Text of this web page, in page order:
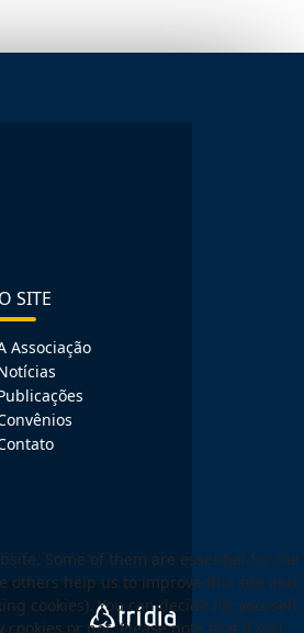
SITE
Associação
Some of them are essential for the
others help us to improve this site and
cookies). You can decide for yourself
or not. Please note that if you